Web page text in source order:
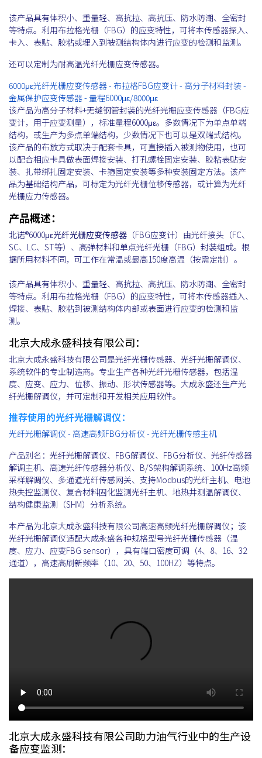
该产品具有体积小、重量轻、高抗拉、高抗压、防水防潮、全密封
等特点。利用布拉格光栅（FBG）的应变特性，可将本传感器探入、
卡入、表贴、胶粘或埋入到被测结构体内进行应变的检测和监测。
还可以定制为耐高温光纤光栅应变传感器。
6000με光纤光栅应变传感器 - 布拉格FBG应变计 - 高分子材料封装 -
金属保护应变传感器 - 量程6000με/8000με
该产品为高分子材料+无缝钢管封装的光纤光栅应变传感器（FBG应
变计，用于应变测量），标准量程6000με。多数情况下为单点单端
结构，或生产为多点单端结构，少数情况下也可以是双端式结构。
该产品的布放方式取决于配套卡具，可直接插入被测物使用，也可
以配合相应卡具做表面焊接安装、打孔螺栓固定安装、胶粘表贴安
装、扎带绑扎固定安装、卡箍固定安装等多种安装固定方法。该产
品为基础结构产品，可标定为光纤光栅位移传感器，或计算为光纤
光栅应力传感器。
产品概述：
北诺®6000με光纤光栅应变传感器 （FBG应变计）由光纤接头（FC、
SC、LC、ST等）、高弹材料和单点光纤光栅（FBG）封装组成。根
据所用材料不同，可工作在常温或最高150度高温（按需定制）。
该产品具有体积小、重量轻、高抗拉、高抗压、防水防潮、全密封
等特点。利用布拉格光栅（FBG）的应变特性，可将本传感器插入、
焊接、表贴、胶粘到被测结构体内部或表面进行应变的检测和监
测。
北京大成永盛科技有限公司：
北京大成永盛科技有限公司是光纤光栅传感器、光纤光栅解调仪、
系统软件的专业制造商。专业生产各种光纤光栅传感器，包括温
度、应变、应力、位移、振动、形状传感器等。大成永盛还生产光
纤光栅解调仪，并可定制和开发相关应用软件。
推荐使用的光纤光栅解调仪：
光纤光栅解调仪 - 高速高频FBG分析仪 - 光纤光栅传感主机
产品别名：光纤光栅解调仪、FBG解调仪、FBG分析仪、光纤传感器
解调主机、高速光纤传感器分析仪、B/S架构解调系统、100Hz高频
采样解调仪、多通道光纤传感网关、支持Modbus的光纤主机、电池
热失控监测仪、复合材料固化监测光纤主机、地热井测温解调仪、
结构健康监测（SHM）分析系统。
本产品为北京大成永盛科技有限公司高速高频光纤光栅解调仪；该
光纤光栅解调仪适配大成永盛各种规格型号光纤光栅传感器（温
度、应力、应变FBG sensor），具有端口密度可调（4、8、16、32
通道），高速高刷新频率（10、20、50、100HZ）等特点。
北京大成永盛科技有限公司助力油气行业中的生产设
备应变监测：